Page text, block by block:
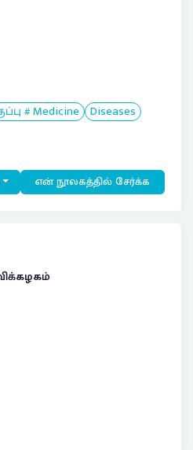
# Medicine Diseases
என் நூலகத்தில் சேர்க்க